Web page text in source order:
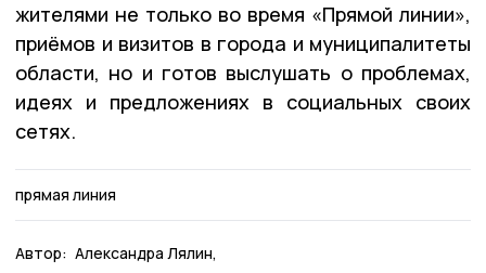
жителями не только во время «Прямой линии»,
приёмов и визитов в города и муниципалитеты
области, но и готов выслушать о проблемах,
идеях и предложениях в социальных своих
сетях.
прямая линия
Автор: Александра Лялин